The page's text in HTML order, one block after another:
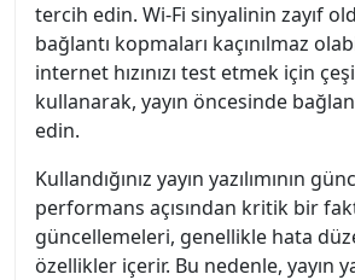
tercih edin. Wi-Fi sinyalinin zayıf
bağlantı kopmaları kaçınılmaz
internet hızınızı test etmek için
kullanarak, yayın öncesinde
edin.
Kullandığınız yayın yazılımının
performans açısından kritik bir
güncellemeleri, genellikle hata
özellikler içerir. Bu nedenle, yayın